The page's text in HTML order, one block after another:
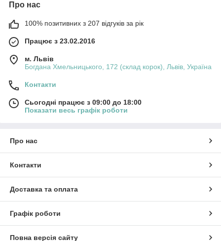
Про нас
100% позитивних з 207 відгуків за рік
Працює з 23.02.2016
м. Львів
Богдана Хмельницького, 172 (склад корок), Львів, Україна
Контакти
Сьогодні працює з 09:00 до 18:00
Показати весь графік роботи
Про нас
Контакти
Доставка та оплата
Графік роботи
Повна версія сайту